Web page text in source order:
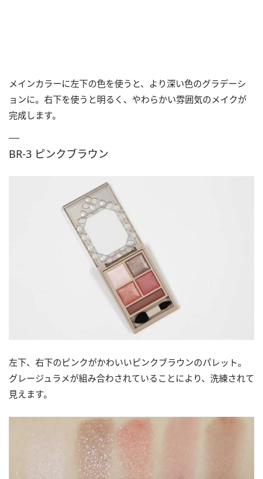
メインカラーに左下の色を使うと、より深い色のグラデーシ
ョンに。右下を使うと明るく、やわらかい雰囲気のメイクが
完成します。
BR-3 ピンクブラウン
左下、右下のピンクがかわいいピンクブラウンのパレット。
グレージュラメが組み合わされていることにより、洗練されて
見えます。